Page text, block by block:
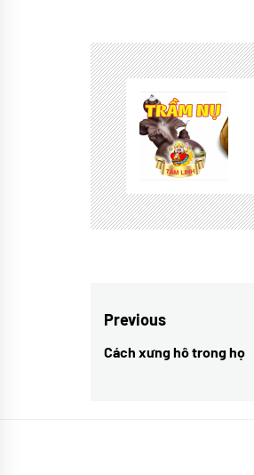
Thiền
Yoga
Điều
hướng
Previous
Previous
Cách xưng hô trong họ